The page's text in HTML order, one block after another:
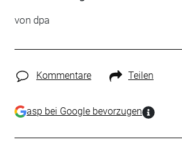
von dpa
Kommentare Teilen
asp bei Google bevorzugen